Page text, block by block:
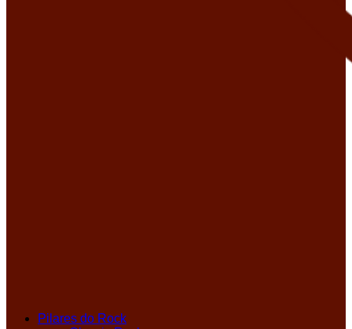
Pilares do Rock